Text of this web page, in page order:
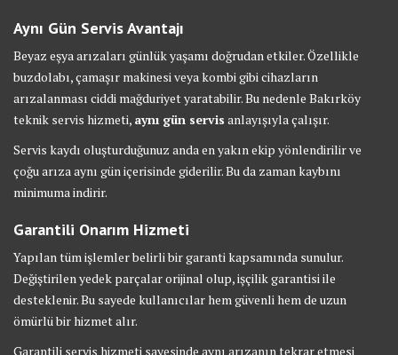
Aynı Gün Servis Avantajı
Beyaz eşya arızaları günlük yaşamı doğrudan etkiler. Özellikle
buzdolabı, çamaşır makinesi veya kombi gibi cihazların
arızalanması ciddi mağduriyet yaratabilir. Bu nedenle Bakırköy
teknik servis hizmeti, aynı gün servis anlayışıyla çalışır.
Servis kaydı oluşturduğunuz anda en yakın ekip yönlendirilir ve
çoğu arıza aynı gün içerisinde giderilir. Bu da zaman kaybını
minimuma indirir.
Garantili Onarım Hizmeti
Yapılan tüm işlemler belirli bir garanti kapsamında sunulur.
Değiştirilen yedek parçalar orijinal olup, işçilik garantisi ile
desteklenir. Bu sayede kullanıcılar hem güvenli hem de uzun
ömürlü bir hizmet alır.
Garantili servis hizmeti sayesinde aynı arızanın tekrar etmesi